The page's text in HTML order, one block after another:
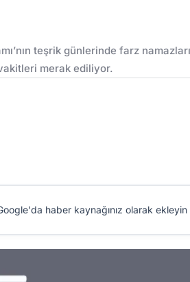
teşrik günlerinde farz
merak ediliyor.
haber kaynağınız olarak ekleyin